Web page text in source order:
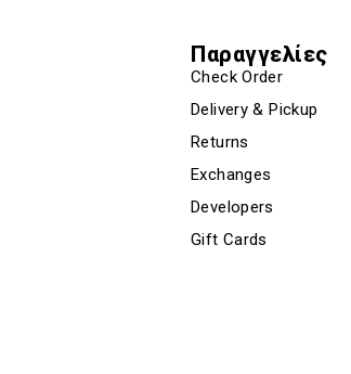
Παραγγελίες
Check Order
Delivery & Pickup
Returns
Exchanges
Developers
Gift Cards